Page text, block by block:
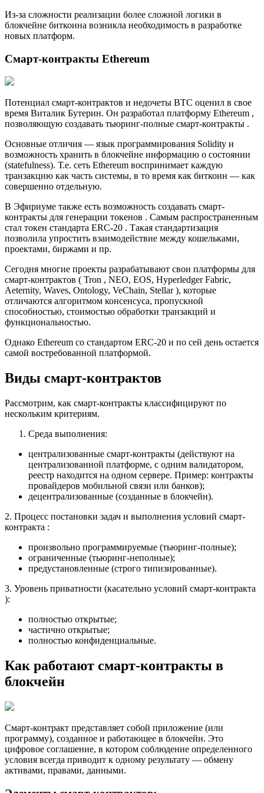
Из-за сложности реализации более сложной логики в
блокчейне биткоина возникла необходимость в разработке
новых платформ.
Смарт-контракты Ethereum
Потенциал смарт-контрактов и недочеты BTC оценил в свое
время Виталик Бутерин. Он разработал платформу Ethereum ,
позволяющую создавать тьюринг-полные смарт-контракты .
Основные отличия — язык программирования Solidity и
возможность хранить в блокчейне информацию о состоянии
(statefulness). Т.е. сеть Ethereum воспринимает каждую
транзакцию как часть системы, в то время как биткоин — как
совершенно отдельную.
В Эфириуме также есть возможность создавать смарт-
контракты для генерации токенов . Самым распространенным
стал токен стандарта ERC-20 . Такая стандартизация
позволила упростить взаимодействие между кошельками,
проектами, биржами и пр.
Сегодня многие проекты разрабатывают свои платформы для
смарт-контрактов ( Tron , NEO, EOS, Hyperledger Fabric,
Aeternity, Waves, Ontology, VeChain, Stellar ), которые
отличаются алгоритмом консенсуса, пропускной
способностью, стоимостью обработки транзакций и
функциональностью.
Однако Ethereum со стандартом ERC-20 и по сей день остается
самой востребованной платформой.
Виды смарт-контрактов
Рассмотрим, как смарт-контракты классифицируют по
нескольким критериям.
Среда выполнения:
централизованные смарт-контракты (действуют на
централизованной платформе, с одним валидатором,
реестр находится на одном сервере. Пример: контракты
провайдеров мобильной связи или банков);
децентрализованные (созданные в блокчейн).
2. Процесс постановки задач и выполнения условий смарт-
контракта :
произвольно программируемые (тьюринг-полные);
ограниченные (тьюринг-неполные);
предустановленные (строго типизированные).
3. Уровень приватности (касательно условий смарт-контракта
):
полностью открытые;
частично открытые;
полностью конфиденциальные.
Как работают смарт-контракты в
блокчейн
Смарт-контракт представляет собой приложение (или
программу), созданное и работающее в блокчейн. Это
цифровое соглашение, в котором соблюдение определенного
условия всегда приводит к одному результату — обмену
активами, правами, данными.